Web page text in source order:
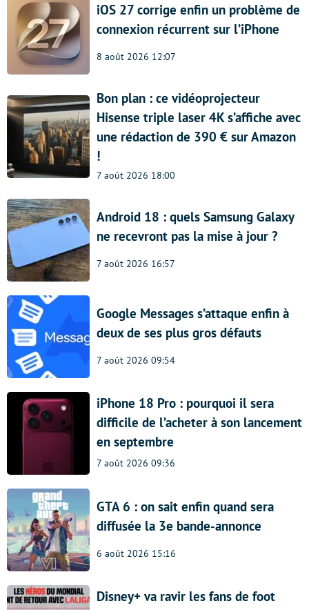
iOS 27 corrige enfin un problème de
connexion récurrent sur l’iPhone
8 août 2026 12:07
Bon plan : ce vidéoprojecteur
Hisense triple laser 4K s’affiche avec
une rédaction de 390 € sur Amazon
!
7 août 2026 18:00
Android 18 : quels Samsung Galaxy
ne recevront pas la mise à jour ?
7 août 2026 16:57
Google Messages s’attaque enfin à
deux de ses plus gros défauts
7 août 2026 09:54
iPhone 18 Pro : pourquoi il sera
difficile de l’acheter à son lancement
en septembre
7 août 2026 09:36
GTA 6 : on sait enfin quand sera
diffusée la 3e bande-annonce
6 août 2026 15:16
Disney+ va ravir les fans de foot